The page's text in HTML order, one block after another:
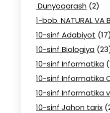
Dunyoqarash (2)
1-bob. NATURAL VA
10-sinf Adabiyot (17)
10-sinf Biologiya
10-sinf Informatika
10-sinf Informatika
10-sinf Informatika
10-sinf Jahon tarix